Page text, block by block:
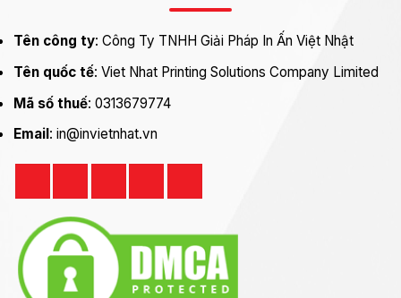
Tên công ty: Công Ty TNHH Giải Pháp In Ấn Việt Nhật
Tên quốc tế: Viet Nhat Printing Solutions Company Limited
Mã số thuế: 0313679774
Email : in@invietnhat.vn